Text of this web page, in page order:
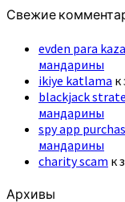
Свежие
evden para
мандарины
ikiye katlama к
blackjack
мандарины
spy app
мандарины
charity scam к
Архивы